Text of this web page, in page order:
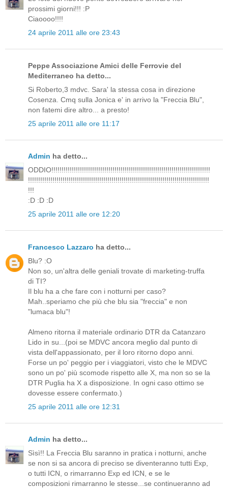
prossimi giorni!!! :P
Ciaoooo!!!!
24 aprile 2011 alle ore 23:43
Peppe Associazione Amici delle Ferrovie del
Mediterraneo ha detto...
Si Roberto,3 mdvc. Sara' la stessa cosa in direzione
Cosenza. Cmq sulla Jonica e' in arrivo la "Freccia Blu",
non fatemi dire altro... a presto!
25 aprile 2011 alle ore 11:17
Admin ha detto...
ODDIO!!!!!!!!!!!!!!!!!!!!!!!!!!!!!!!!!!!!!!!!!!!!!!!!!!!!!!!!!!!!!!!!!!!!!!!!!!!!!!
!!!!!!!!!!!!!!!!!!!!!!!!!!!!!!!!!!!!!!!!!!!!!!!!!!!!!!!!!!!!!!!!!!!!!!!!!!!!!!!!!!!!!!!!!
!!!
:D :D :D
25 aprile 2011 alle ore 12:20
Francesco Lazzaro ha detto...
Blu? :O
Non so, un'altra delle geniali trovate di marketing-truffa
di TI?
Il blu ha a che fare con i notturni per caso?
Mah..speriamo che più che blu sia "freccia" e non
"lumaca blu"!
Almeno ritorna il materiale ordinario DTR da Catanzaro
Lido in su...(poi se MDVC ancora meglio dal punto di
vista dell'appassionato, per il loro ritorno dopo anni.
Forse un po' peggio per i viaggiatori, visto che le MDVC
sono un po' più scomode rispetto alle X, ma non so se la
DTR Puglia ha X a disposizione. In ogni caso ottimo se
dovesse essere confermato.)
25 aprile 2011 alle ore 12:31
Admin ha detto...
Sìsì!! La Freccia Blu saranno in pratica i notturni, anche
se non si sa ancora di preciso se diventeranno tutti Exp,
o tutti ICN, o rimarranno Exp ed ICN, e se le
composizioni rimarranno le stesse...se continueranno ad